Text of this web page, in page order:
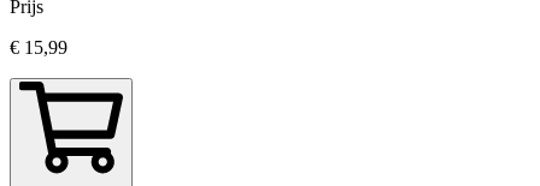
Prijs
€ 15,99